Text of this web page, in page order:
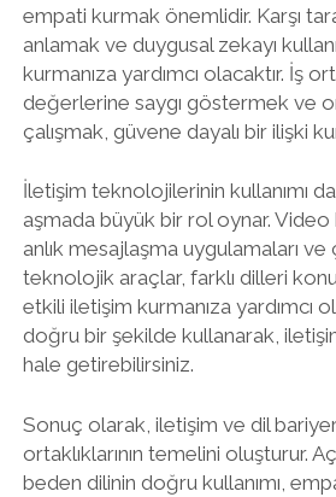
empati kurmak önemlidir. Karşı
anlamak ve duygusal zekayı
kurmanıza yardımcı olacaktır. İş
değerlerine saygı göstermek ve
çalışmak, güvene dayalı bir ilişki
İletişim teknolojilerinin kullanımı
aşmada büyük bir rol oynar. Video
anlık mesajlaşma uygulamaları ve
teknolojik araçlar, farklı dilleri
etkili iletişim kurmanıza yardımcı
doğru bir şekilde kullanarak,
hale getirebilirsiniz.
Sonuç olarak, iletişim ve dil
ortaklıklarının temelini oluşturur.
beden dilinin doğru kullanımı,